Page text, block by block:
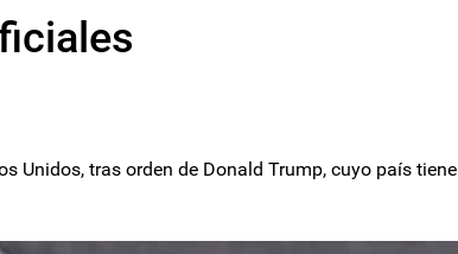
Unidos, tras orden de Donald Trump, cuyo país tiene